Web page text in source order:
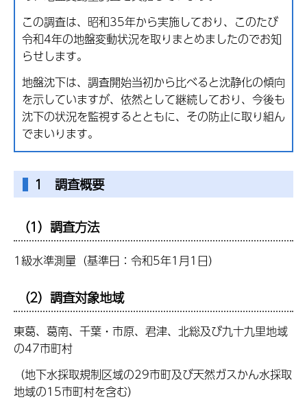
この調査は、昭和35年から実施しており、このたび
令和4年の地盤変動状況を取りまとめましたのでお知
らせします。
地盤沈下は、調査開始当初から比べると沈静化の傾向
を示していますが、依然として継続しており、今後も
沈下の状況を監視するとともに、その防止に取り組ん
でまいります。
1 調査概要
（1）調査方法
1級水準測量（基準日：令和5年1月1日）
（2）調査対象地域
東葛、葛南、千葉・市原、君津、北総及び九十九里地域
の47市町村
（地下水採取規制区域の29市町及び天然ガスかん水採取
地域の15市町村を含む）